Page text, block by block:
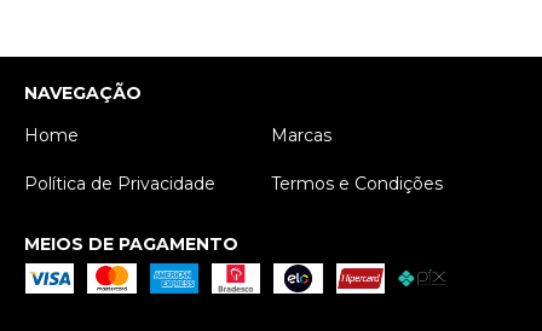
NAVEGAÇÃO
Home
Marcas
Política de Privacidade Termos e Condições
MEIOS DE PAGAMENTO